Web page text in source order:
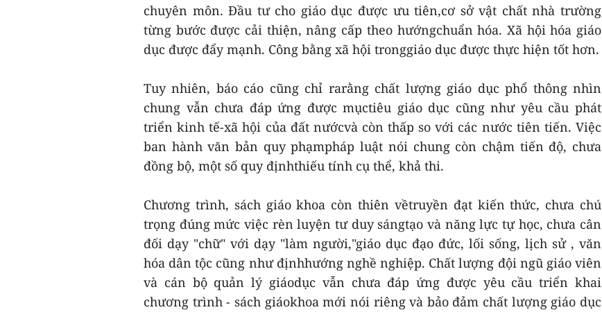
chuyên môn. Đầu tư cho giáo dục được ưu tiên,cơ sở vật chất nhà trường
từng bước được cải thiện, nâng cấp theo hướngchuẩn hóa. Xã hội hóa giáo
dục được đẩy mạnh. Công bằng xã hội tronggiáo dục được thực hiện tốt hơn.
Tuy nhiên, báo cáo cũng chỉ rarằng chất lượng giáo dục phổ thông nhìn
chung vẫn chưa đáp ứng được mụctiêu giáo dục cũng như yêu cầu phát
triển kinh tế-xã hội của đất nướcvà còn thấp so với các nước tiên tiến. Việc
ban hành văn bản quy phạmpháp luật nói chung còn chậm tiến độ, chưa
đồng bộ, một số quy địnhthiếu tính cụ thể, khả thi.
Chương trình, sách giáo khoa còn thiên vềtruyền đạt kiến thức, chưa chú
trọng đúng mức việc rèn luyện tư duy sángtạo và năng lực tự học, chưa cân
đối dạy "chữ" với dạy "làm người,"giáo dục đạo đức, lối sống, lịch sử , văn
hóa dân tộc cũng như địnhhướng nghề nghiệp. Chất lượng đội ngũ giáo viên
và cán bộ quản lý giáodục vẫn chưa đáp ứng được yêu cầu triển khai
chương trình - sách giáokhoa mới nói riêng và bảo đảm chất lượng giáo dục